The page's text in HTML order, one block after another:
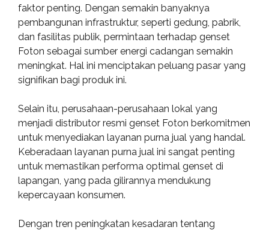
faktor penting. Dengan semakin banyaknya
pembangunan infrastruktur, seperti gedung, pabrik,
dan fasilitas publik, permintaan terhadap genset
Foton sebagai sumber energi cadangan semakin
meningkat. Hal ini menciptakan peluang pasar yang
signifikan bagi produk ini.
Selain itu, perusahaan-perusahaan lokal yang
menjadi distributor resmi genset Foton berkomitmen
untuk menyediakan layanan purna jual yang handal.
Keberadaan layanan purna jual ini sangat penting
untuk memastikan performa optimal genset di
lapangan, yang pada gilirannya mendukung
kepercayaan konsumen.
Dengan tren peningkatan kesadaran tentang